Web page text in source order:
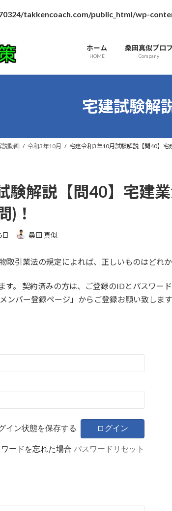
takkencoach.com/public_html/wp-
ホーム
HOME
桑田真似プロフ
Company
宅建試験解
説動画 令和3年10月 宅建令和3年10月試験解説【問40】宅
験解説【問40】宅建
)！
桑田 真似
取引業法の規定によれば、正しいものはどれ
す。 契約済みの方は、ご登録のIDとパスワー
ンバー登録ページ」からご登録お願い致します
イン状態を保存する
ードを忘れた場合パスワードリセット